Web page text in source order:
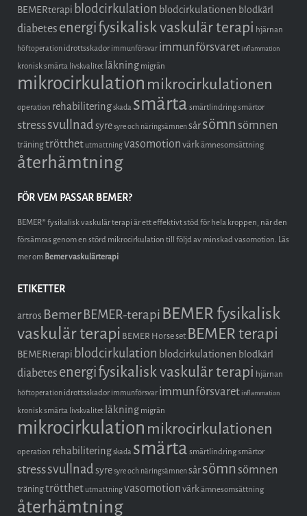
BEMERterapi blodcirkulation blodcirkulationen blodkärl
diabetesenergifysikalisk vaskulär terapi hjärnan
höftoperation idrottsskador immunförsvar immunförsvaret inflammation
kronisk smärta livskvalitet läkningmigrän
mikrocirkulation mikrocirkulationen
operation rehabiliteringskada smärtasmärtlindringsmärtor
stresssvullnadsyresyre och näringsämnensårsömnsömnen
träningtrötthet utmattningvasomotionvärkämnesomsättning
återhämtning
FÖR VEM PASSAR BEMER?
BEMER® fysikalisk vaskulär terapi är ett effektivt stöd för hela kroppen, när den
försämras genom en störd mikrocirkulation till följd av minskad vasomotion. Läs
mer omBemer vaskulärterapi
ETIKETTER
artros BemerBEMER-terapi BEMER fysikalisk
vaskulär terapi BEMER Horse set BEMER terapi
BEMERterapi blodcirkulation blodcirkulationen blodkärl
diabetesenergifysikalisk vaskulär terapi hjärnan
höftoperation idrottsskador immunförsvar immunförsvaret inflammation
kronisk smärta livskvalitet läkningmigrän
mikrocirkulation mikrocirkulationen
operation rehabiliteringskada smärtasmärtlindringsmärtor
stresssvullnadsyresyre och näringsämnensårsömnsömnen
träningtrötthet utmattningvasomotionvärkämnesomsättning
återhämtning